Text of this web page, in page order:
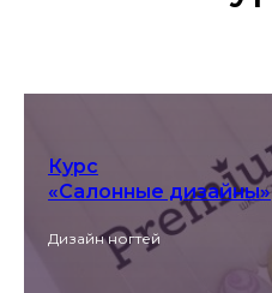
Курс
«Салонные дизайны»
Дизайн ногтей